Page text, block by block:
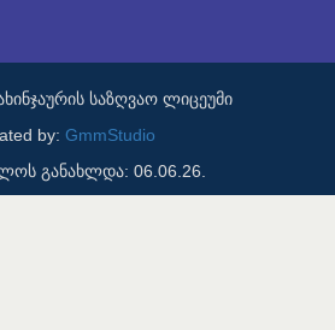
საზღვაო ლიცეუმი
by: GmmStudio
განახლდა: 06.06.26.